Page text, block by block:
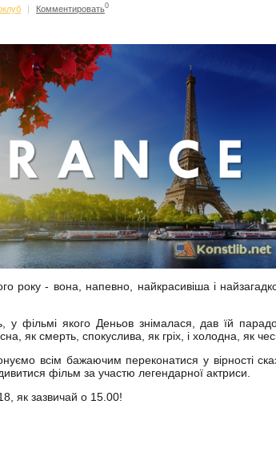
| Комментировать0
року - вона, напевно, найкрасивіша і
у фільмі якого Деньов знімалася, дав їй
як смерть, спокуслива, як гріх, і холодна, як
всім бажаючим переконатися у вірності
фільм за участю легендарної актриси.
як зазвичай о 15.00!